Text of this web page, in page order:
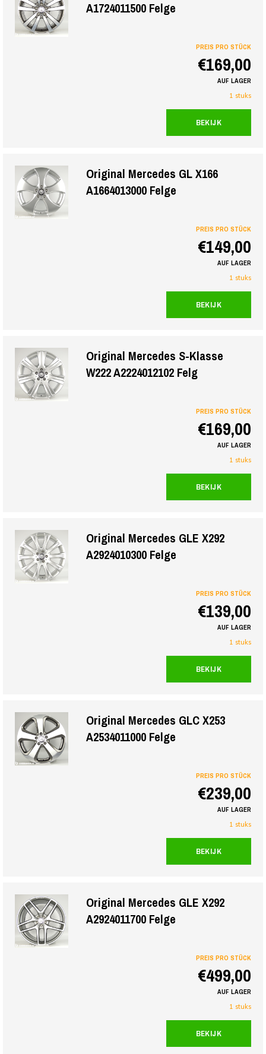
A1724011500 Felge
PREIS PRO STÜCK
€169,00
AUF LAGER
1 stuks
BEKIJK
Original Mercedes GL X166
A1664013000 Felge
PREIS PRO STÜCK
€149,00
AUF LAGER
1 stuks
BEKIJK
Original Mercedes S-Klasse
W222 A2224012102 Felg
PREIS PRO STÜCK
€169,00
AUF LAGER
1 stuks
BEKIJK
Original Mercedes GLE X292
A2924010300 Felge
PREIS PRO STÜCK
€139,00
AUF LAGER
1 stuks
BEKIJK
Original Mercedes GLC X253
A2534011000 Felge
PREIS PRO STÜCK
€239,00
AUF LAGER
1 stuks
BEKIJK
Original Mercedes GLE X292
A2924011700 Felge
PREIS PRO STÜCK
€499,00
AUF LAGER
1 stuks
BEKIJK